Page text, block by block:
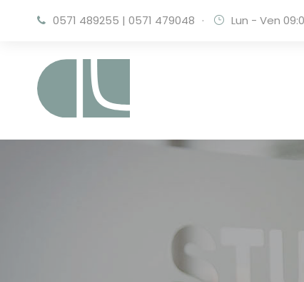
0571 489255 | 0571 479048 · Lun - Ven